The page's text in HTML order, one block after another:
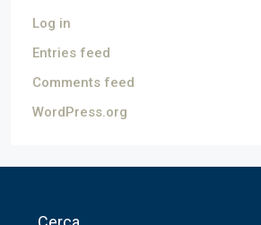
Log in
Entries feed
Comments feed
WordPress.org